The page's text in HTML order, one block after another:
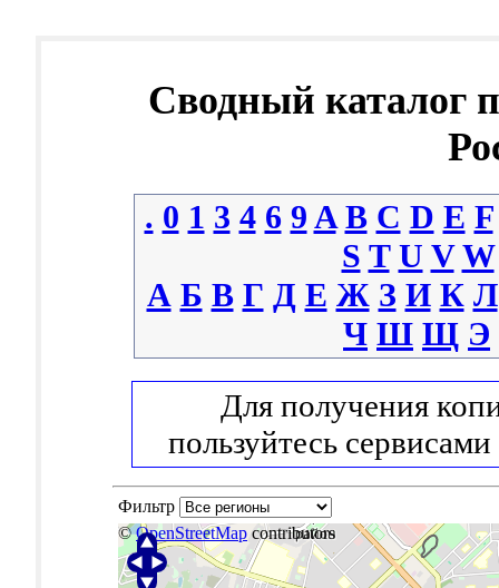
Сводный каталог
. 0 1 3 4 6 9 A B C D E F
S T U V W
А Б В Г Д Е Ж З И К Л
Ч Ш Щ Э
Для получения
пользуйтесь сервисами
Фильтр
©OpenStreetMap contributors